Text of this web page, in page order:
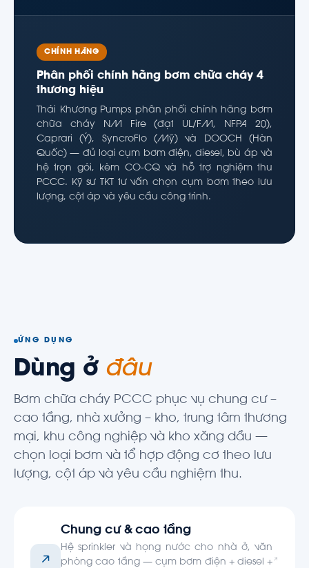
CHÍNH HÃNG
Phân phối chính hãng bơm chữa cháy 4
thương hiệu
Thái Khương Pumps phân phối chính hãng bơm
chữa cháy NM Fire (đạt UL/FM, NFPA 20),
Caprari (Ý), SyncroFlo (Mỹ) và DOOCH (Hàn
Quốc) — đủ loại cụm bơm điện, diesel, bù áp và
hệ trọn gói, kèm CO-CQ và hỗ trợ nghiệm thu
PCCC. Kỹ sư TKT tư vấn chọn cụm bơm theo lưu
lượng, cột áp và yêu cầu công trình.
ỨNG DỤNG
Dùng ở đâu
Bơm chữa cháy PCCC phục vụ chung cư –
cao tầng, nhà xưởng – kho, trung tâm thương
mại, khu công nghiệp và kho xăng dầu —
chọn loại bơm và tổ hợp động cơ theo lưu
lượng, cột áp và yêu cầu nghiệm thu.
Chung cư & cao tầng
Hệ sprinkler và họng nước cho nhà ở, văn
phòng cao tầng — cụm bơm điện + diesel +